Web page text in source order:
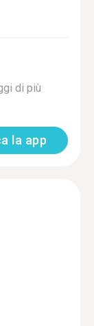
di più
la app